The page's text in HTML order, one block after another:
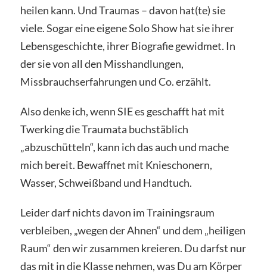
heilen kann. Und Traumas – davon hat(te) sie
viele. Sogar eine eigene Solo Show hat sie ihrer
Lebensgeschichte, ihrer Biografie gewidmet. In
der sie von all den Misshandlungen,
Missbrauchserfahrungen und Co. erzählt.
Also denke ich, wenn SIE es geschafft hat mit
Twerking die Traumata buchstäblich
„abzuschütteln“, kann ich das auch und mache
mich bereit. Bewaffnet mit Knieschonern,
Wasser, Schweißband und Handtuch.
Leider darf nichts davon im Trainingsraum
verbleiben, „wegen der Ahnen“ und dem „heiligen
Raum“ den wir zusammen kreieren. Du darfst nur
das mit in die Klasse nehmen, was Du am Körper